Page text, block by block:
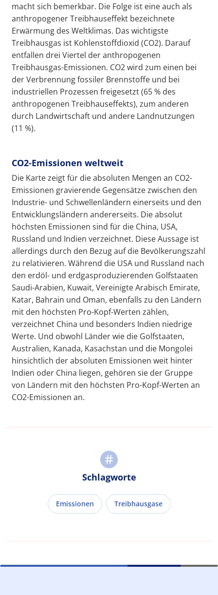
macht sich bemerkbar. Die Folge ist eine auch als
anthropogener Treibhauseffekt bezeichnete
Erwärmung des Weltklimas. Das wichtigste
Treibhausgas ist Kohlenstoffdioxid (CO2). Darauf
entfallen drei Viertel der anthropogenen
Treibhausgas-Emissionen. CO2 wird zum einen bei
der Verbrennung fossiler Brennstoffe und bei
industriellen Prozessen freigesetzt (65 % des
anthropogenen Treibhauseffekts), zum anderen
durch Landwirtschaft und andere Landnutzungen
(11 %).
CO2-Emissionen weltweit
Die Karte zeigt für die absoluten Mengen an CO2-
Emissionen gravierende Gegensätze zwischen den
Industrie- und Schwellenländern einerseits und den
Entwicklungsländern andererseits. Die absolut
höchsten Emissionen sind für die China, USA,
Russland und Indien verzeichnet. Diese Aussage ist
allerdings durch den Bezug auf die Bevölkerungszahl
zu relativieren. Während die USA und Russland nach
den erdöl- und erdgasproduzierenden Golfstaaten
Saudi-Arabien, Kuwait, Vereinigte Arabisch Emirate,
Katar, Bahrain und Oman, ebenfalls zu den Ländern
mit den höchsten Pro-Kopf-Werten zählen,
verzeichnet China und besonders Indien niedrige
Werte. Und obwohl Länder wie die Golfstaaten,
Australien, Kanada, Kasachstan und die Mongolei
hinsichtlich der absoluten Emissionen weit hinter
Indien oder China liegen, gehören sie der Gruppe
von Ländern mit den höchsten Pro-Kopf-Werten an
CO2-Emissionen an.
Schlagworte
Emissionen Treibhausgase